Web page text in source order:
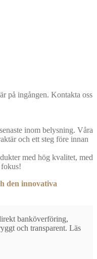
på ingången. Kontakta oss
inom belysning. Våra
och ett steg före innan
med hög kvalitet, med
den innovativa
banköverföring,
och transparent. Läs